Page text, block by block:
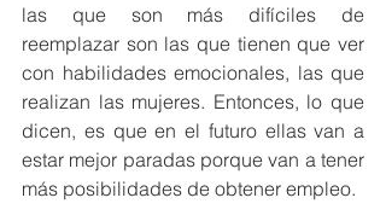
las que son más difíciles de
reemplazar son las que tienen que ver
con habilidades emocionales, las que
realizan las mujeres. Entonces, lo que
dicen, es que en el futuro ellas van a
estar mejor paradas porque van a tener
más posibilidades de obtener empleo.